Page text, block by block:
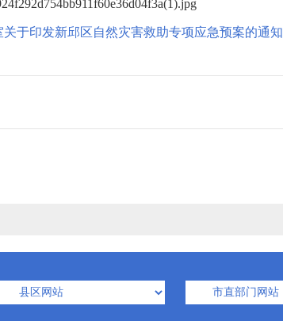
于印发新邱区自然灾害救助专项应急预案的通知